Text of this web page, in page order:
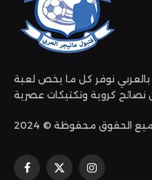
نوفر كل ما يخص لعبة
فيسبوك
X الانستغرام